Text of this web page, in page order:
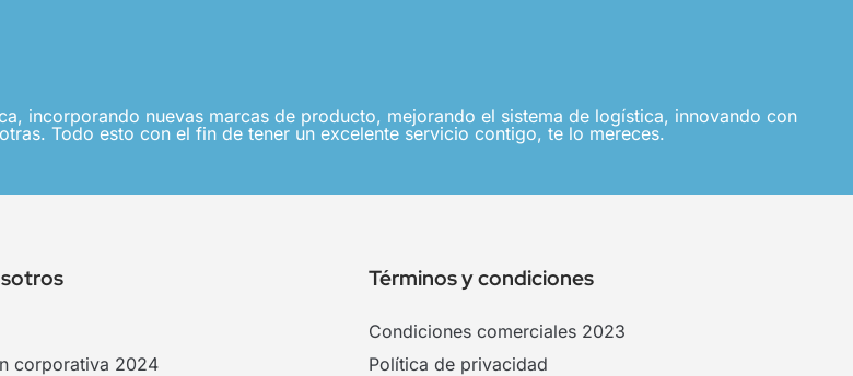
incorporando nuevas marcas de producto, mejorando el sistema de logística, innovando con
Todo esto con el fin de tener un excelente servicio contigo, te lo mereces.
corporativa 2024
Términos y condiciones
Condiciones comerciales 2023
Política de privacidad